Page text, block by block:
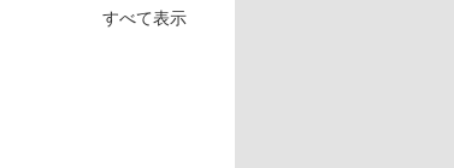
すべて表示